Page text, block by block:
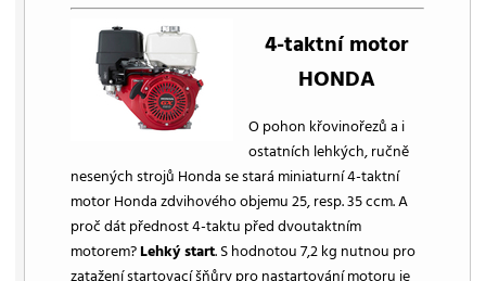
4-taktní motor
HONDA
O pohon křovinořezů a i
ostatních lehkých, ručně
nesených strojů Honda se stará miniaturní 4-taktní
motor Honda zdvihového objemu 25, resp. 35 ccm. A
proč dát přednost 4-taktu před dvoutaktním
motorem?Lehký start. S hodnotou 7,2 kg nutnou pro